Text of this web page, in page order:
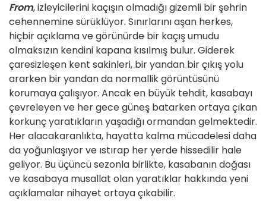
From, izleyicilerini kaçışın olmadığı gizemli bir şehrin
cehennemine sürüklüyor. Sınırlarını aşan herkes,
hiçbir açıklama ve görünürde bir kaçış umudu
olmaksızın kendini kapana kısılmış bulur. Giderek
çaresizleşen kent sakinleri, bir yandan bir çıkış yolu
ararken bir yandan da normallik görüntüsünü
korumaya çalışıyor. Ancak en büyük tehdit, kasabayı
çevreleyen ve her gece güneş batarken ortaya çıkan
korkunç yaratıkların yaşadığı ormandan gelmektedir.
Her alacakaranlıkta, hayatta kalma mücadelesi daha
da yoğunlaşıyor ve ıstırap her yerde hissedilir hale
geliyor. Bu üçüncü sezonla birlikte, kasabanın doğası
ve kasabaya musallat olan yaratıklar hakkında yeni
açıklamalar nihayet ortaya çıkabilir.